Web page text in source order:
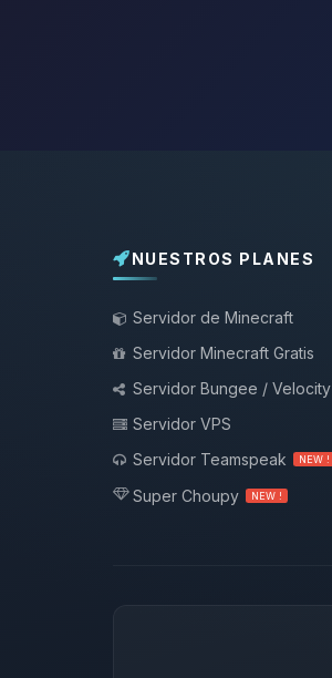
NUESTROS PLANES
Servidor de Minecraft
Servidor Minecraft Gratis
Servidor Bungee / Velocity
Servidor VPS
Servidor Teamspeak
NEW !
Super Choupy NEW !